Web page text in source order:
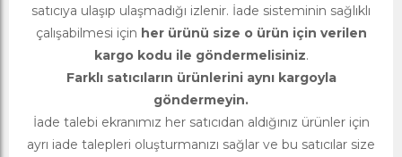
satıcıya ulaşıp ulaşmadığı izlenir. İade sisteminin sağlıklı
çalışabilmesi için her ürünü size o ürün için verilen
kargo kodu ile göndermelisiniz.
Farklı satıcıların ürünlerini aynı kargoyla
göndermeyin.
İade talebi ekranımız her satıcıdan aldığınız ürünler için
ayrı iade talepleri oluşturmanızı sağlar ve bu satıcılar size